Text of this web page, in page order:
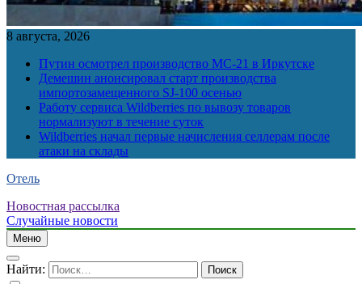
8 августа, 2026
Путин осмотрел производство МС-21 в Иркутске
Демешин анонсировал старт производства
импортозамещенного SJ-100 осенью
Работу сервиса Wildberries по вывозу товаров
нормализуют в течение суток
Wildberries начал первые начисления селлерам после
атаки на склады
Отель
Новостная рассылка
Случайные новости
Меню
Найти: